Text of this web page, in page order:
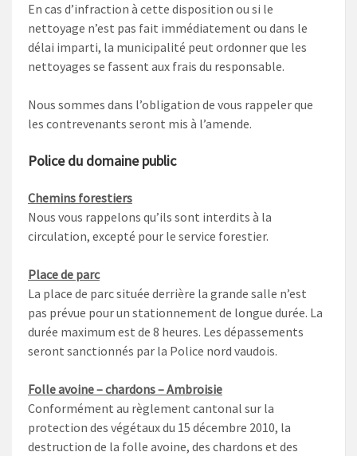
En cas d’infraction à cette disposition ou si le
nettoyage n’est pas fait immédiatement ou dans le
délai imparti, la municipalité peut ordonner que les
nettoyages se fassent aux frais du responsable.
Nous sommes dans l’obligation de vous rappeler que
les contrevenants seront mis à l’amende.
Police du domaine public
Chemins forestiers
Nous vous rappelons qu’ils sont interdits à la
circulation, excepté pour le service forestier.
Place de parc
La place de parc située derrière la grande salle n’est
pas prévue pour un stationnement de longue durée. La
durée maximum est de 8 heures. Les dépassements
seront sanctionnés par la Police nord vaudois.
Folle avoine – chardons – Ambroisie
Conformément au règlement cantonal sur la
protection des végétaux du 15 décembre 2010, la
destruction de la folle avoine, des chardons et des